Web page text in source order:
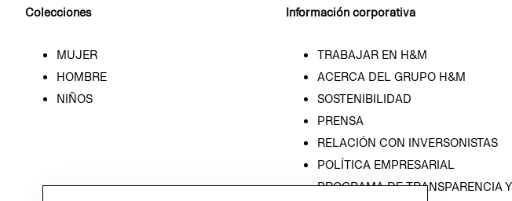
Colecciones
MUJER
HOMBRE
NIÑOS
Información corporativa
TRABAJAR EN H&M
ACERCA DEL GRUPO H&M
SOSTENIBILIDAD
PRENSA
RELACIÓN CON INVERSONISTAS
POLÍTICA EMPRESARIAL
PROGRAMA DE TRANSPARENCIA Y